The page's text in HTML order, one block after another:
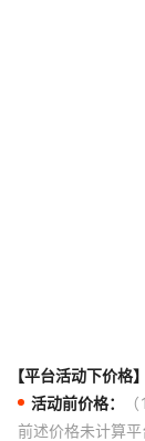
【平台活动下价格】
活动前价格：
前述价格未计算